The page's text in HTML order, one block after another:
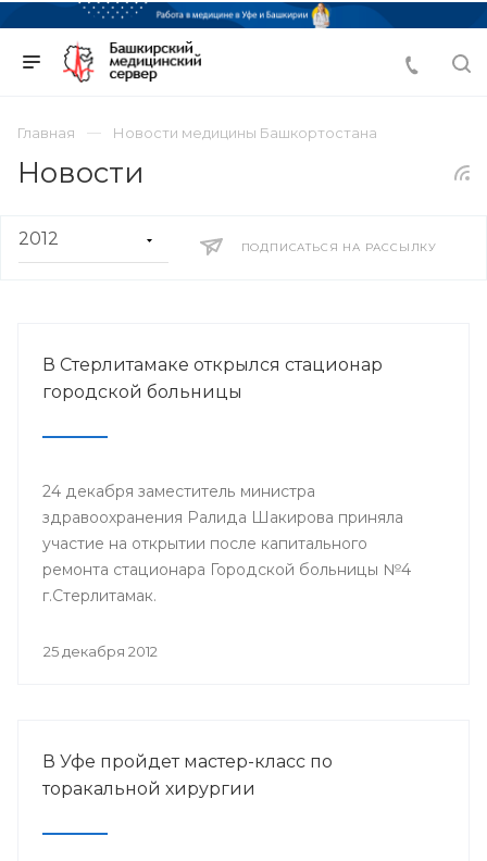
Главная Новости медицины Башкортостана
Новости
ПОДПИСАТЬСЯ НА РАССЫЛКУ
В Стерлитамаке открылся стационар
городской больницы
24 декабря заместитель министра
здравоохранения Ралида Шакирова приняла
участие на открытии после капитального
ремонта стационара Городской больницы №4
г.Стерлитамак.
25 декабря 2012
В Уфе пройдет мастер-класс по
торакальной хирургии